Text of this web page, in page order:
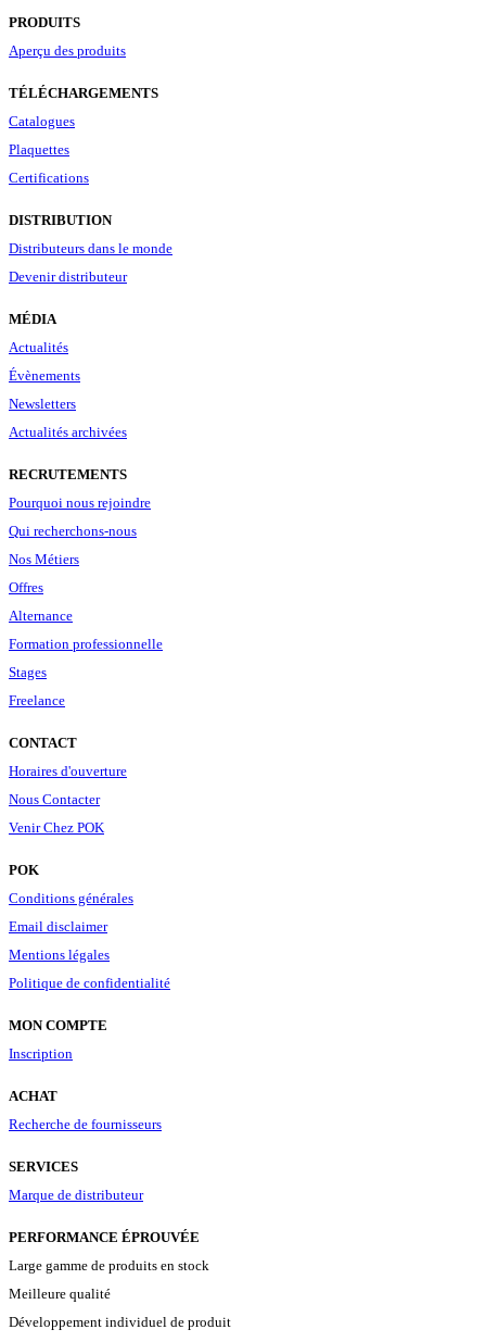
PRODUITS
Aperçu des produits
TÉLÉCHARGEMENTS
Catalogues
Plaquettes
Certifications
DISTRIBUTION
Distributeurs dans le monde
Devenir distributeur
MÉDIA
Actualités
Évènements
Newsletters
Actualités archivées
RECRUTEMENTS
Pourquoi nous rejoindre
Qui recherchons-nous
Nos Métiers
Offres
Alternance
Formation professionnelle
Stages
Freelance
CONTACT
Horaires d'ouverture
Nous Contacter
Venir Chez POK
POK
Conditions générales
Email disclaimer
Mentions légales
Politique de confidentialité
MON COMPTE
Inscription
ACHAT
Recherche de fournisseurs
SERVICES
Marque de distributeur
PERFORMANCE ÉPROUVÉE
Large gamme de produits en stock
Meilleure qualité
Développement individuel de produit